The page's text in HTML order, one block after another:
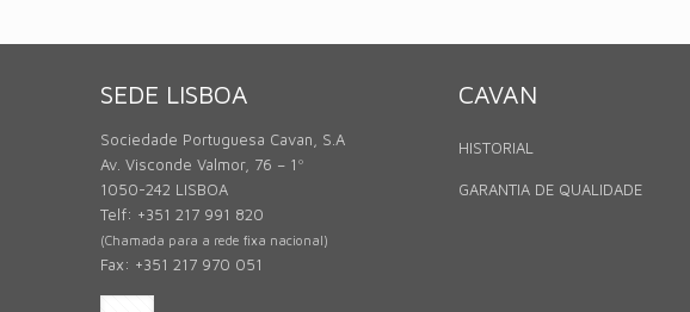
SEDE LISBOA
Sociedade Portuguesa Cavan, S.A
Av. Visconde Valmor, 76 – 1º
1050-242 LISBOA
Telf: +351 217 991 820
(Chamada para a rede fixa nacional)
Fax: +351 217 970 051
CAVAN
HISTORIAL
GARANTIA DE QUALIDADE